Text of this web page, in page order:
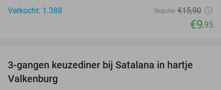
Verkocht: 1.388
Regulier €15,90
€9,95
40%
3-gangen keuzediner bij Satalana in hartje
Valkenburg